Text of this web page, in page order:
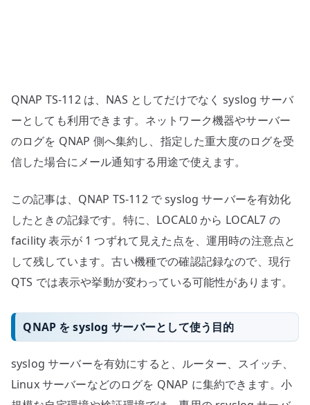
の
注
意
点
QNAP TS-112 は、NAS としてだけでなく syslog サーバ
ーとしても利用できます。ネットワーク機器やサーバー
のログを QNAP 側へ集約し、指定した重大度のログを受
信した場合にメール通知する用途で使えます。
この記事は、QNAP TS-112 で syslog サーバーを有効化
したときの記録です。特に、LOCAL0 から LOCAL7 の
facility 表示が 1 つずれて見えた点を、運用時の注意点と
して残しています。古い機種での確認記録なので、現行
QTS では表示や挙動が変わっている可能性があります。
QNAP を syslog サーバーとして使う目的
syslog サーバーを有効にすると、ルーター、スイッチ、
Linux サーバーなどのログを QNAP に集約できます。小